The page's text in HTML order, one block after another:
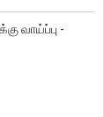
வாய்ப்பு -